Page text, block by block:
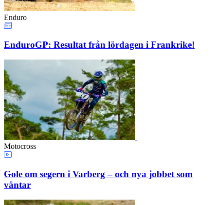
Enduro
EnduroGP: Resultat från lördagen i Frankrike!
Motocross
Gole om segern i Varberg – och nya jobbet som
väntar